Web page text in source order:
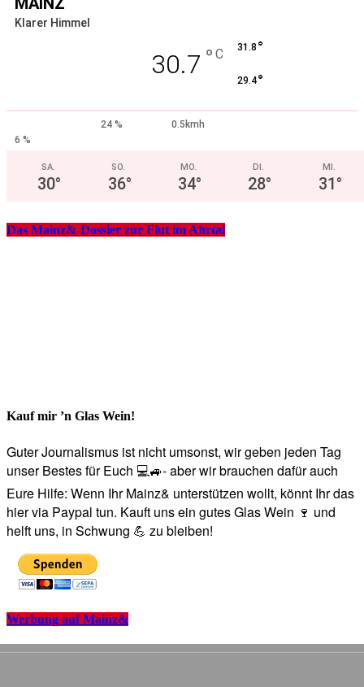
Klarer Himmel
30.7 ° C 31.8 °
29.4°
24 %
0.5kmh
6 %
SA.
30°
SO.
36°
MO.
34°
DI.
28°
MI.
31°
Das Mainz&-Dossier zur Flut im Ahrtal
Kauf mir ’n Glas Wein!
Guter Journalismus ist nicht umsonst, wir geben jeden Tag
unser Bestes für Euch 💻🚙- aber wir brauchen dafür auch
Eure Hilfe: Wenn Ihr Mainz& unterstützen wollt, könnt Ihr das
hier via Paypal tun. Kauft uns ein gutes Glas Wein 🍷 und
helft uns, in Schwung 💪 zu bleiben!
Werbung auf Mainz&